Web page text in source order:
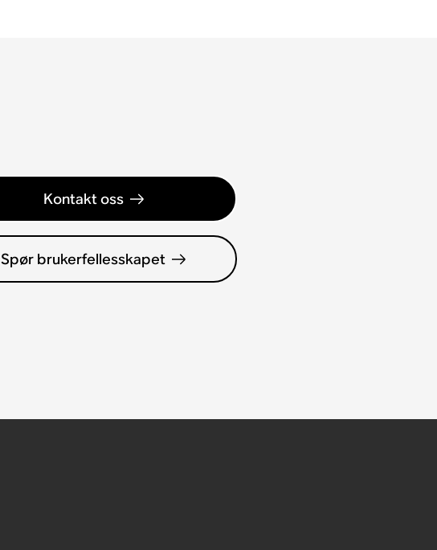
Kontakt oss
Spør brukerfellesskapet